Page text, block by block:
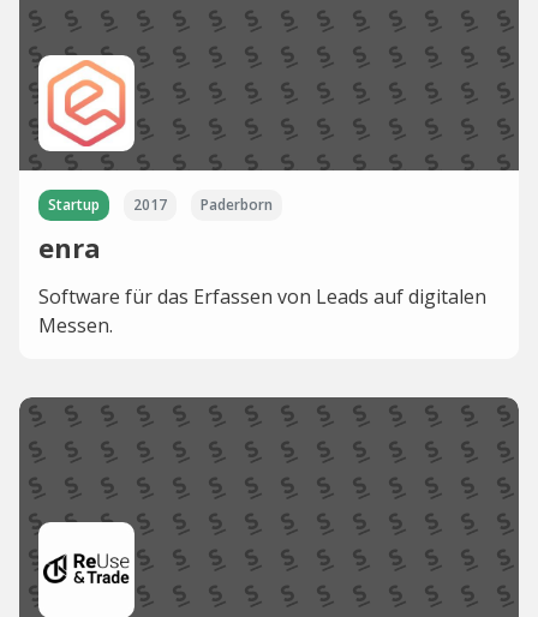
Startup 2017 Paderborn
enra
Software für das Erfassen von Leads auf digitalen
Messen.